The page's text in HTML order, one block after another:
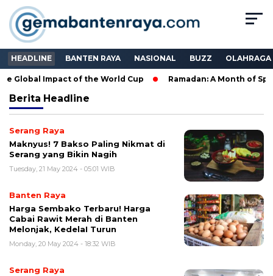
HEADLINE BANTEN RAYA NASIONAL BUZZ OLAHRAGA
Global Impact of the World Cup Ramadan: A Month of
Berita Headline
Serang Raya
Maknyus! 7 Bakso Paling Nikmat di
Serang yang Bikin Nagih
Tuesday, 21 May 2024 - 05:01 WIB
Banten Raya
Harga Sembako Terbaru! Harga
Cabai Rawit Merah di Banten
Melonjak, KedelaI Turun
Monday, 20 May 2024 - 18:32 WIB
Serang Raya